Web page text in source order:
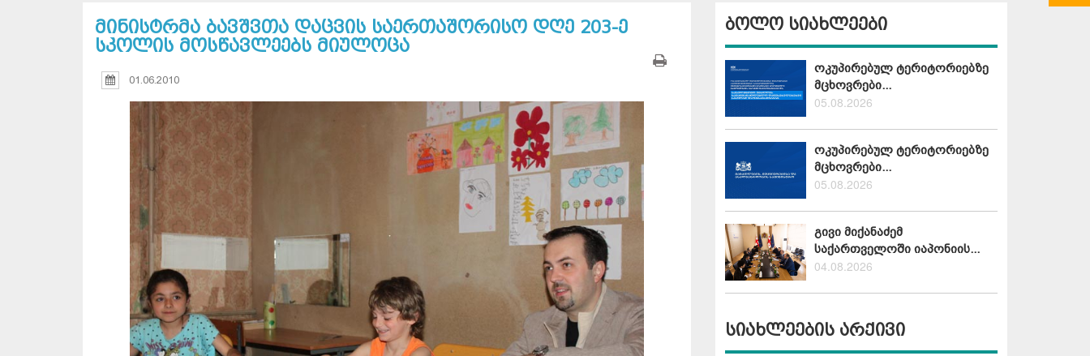
მინისტრმა ბავშვთა დაცვის საერთაშორისო დღე 203-ე
სკოლის მოსწავლეებს მიულოცა
01.06.2010
ბოლო სიახლეები
ოკუპირებულ ტერიტორიებზე
მცხოვრები...
05.08.2026
ოკუპირებულ ტერიტორიებზე
მცხოვრები...
05.08.2026
გივი მიქანაძემ
საქართველოში იაპონიის...
04.08.2026
სიახლეების არქივი